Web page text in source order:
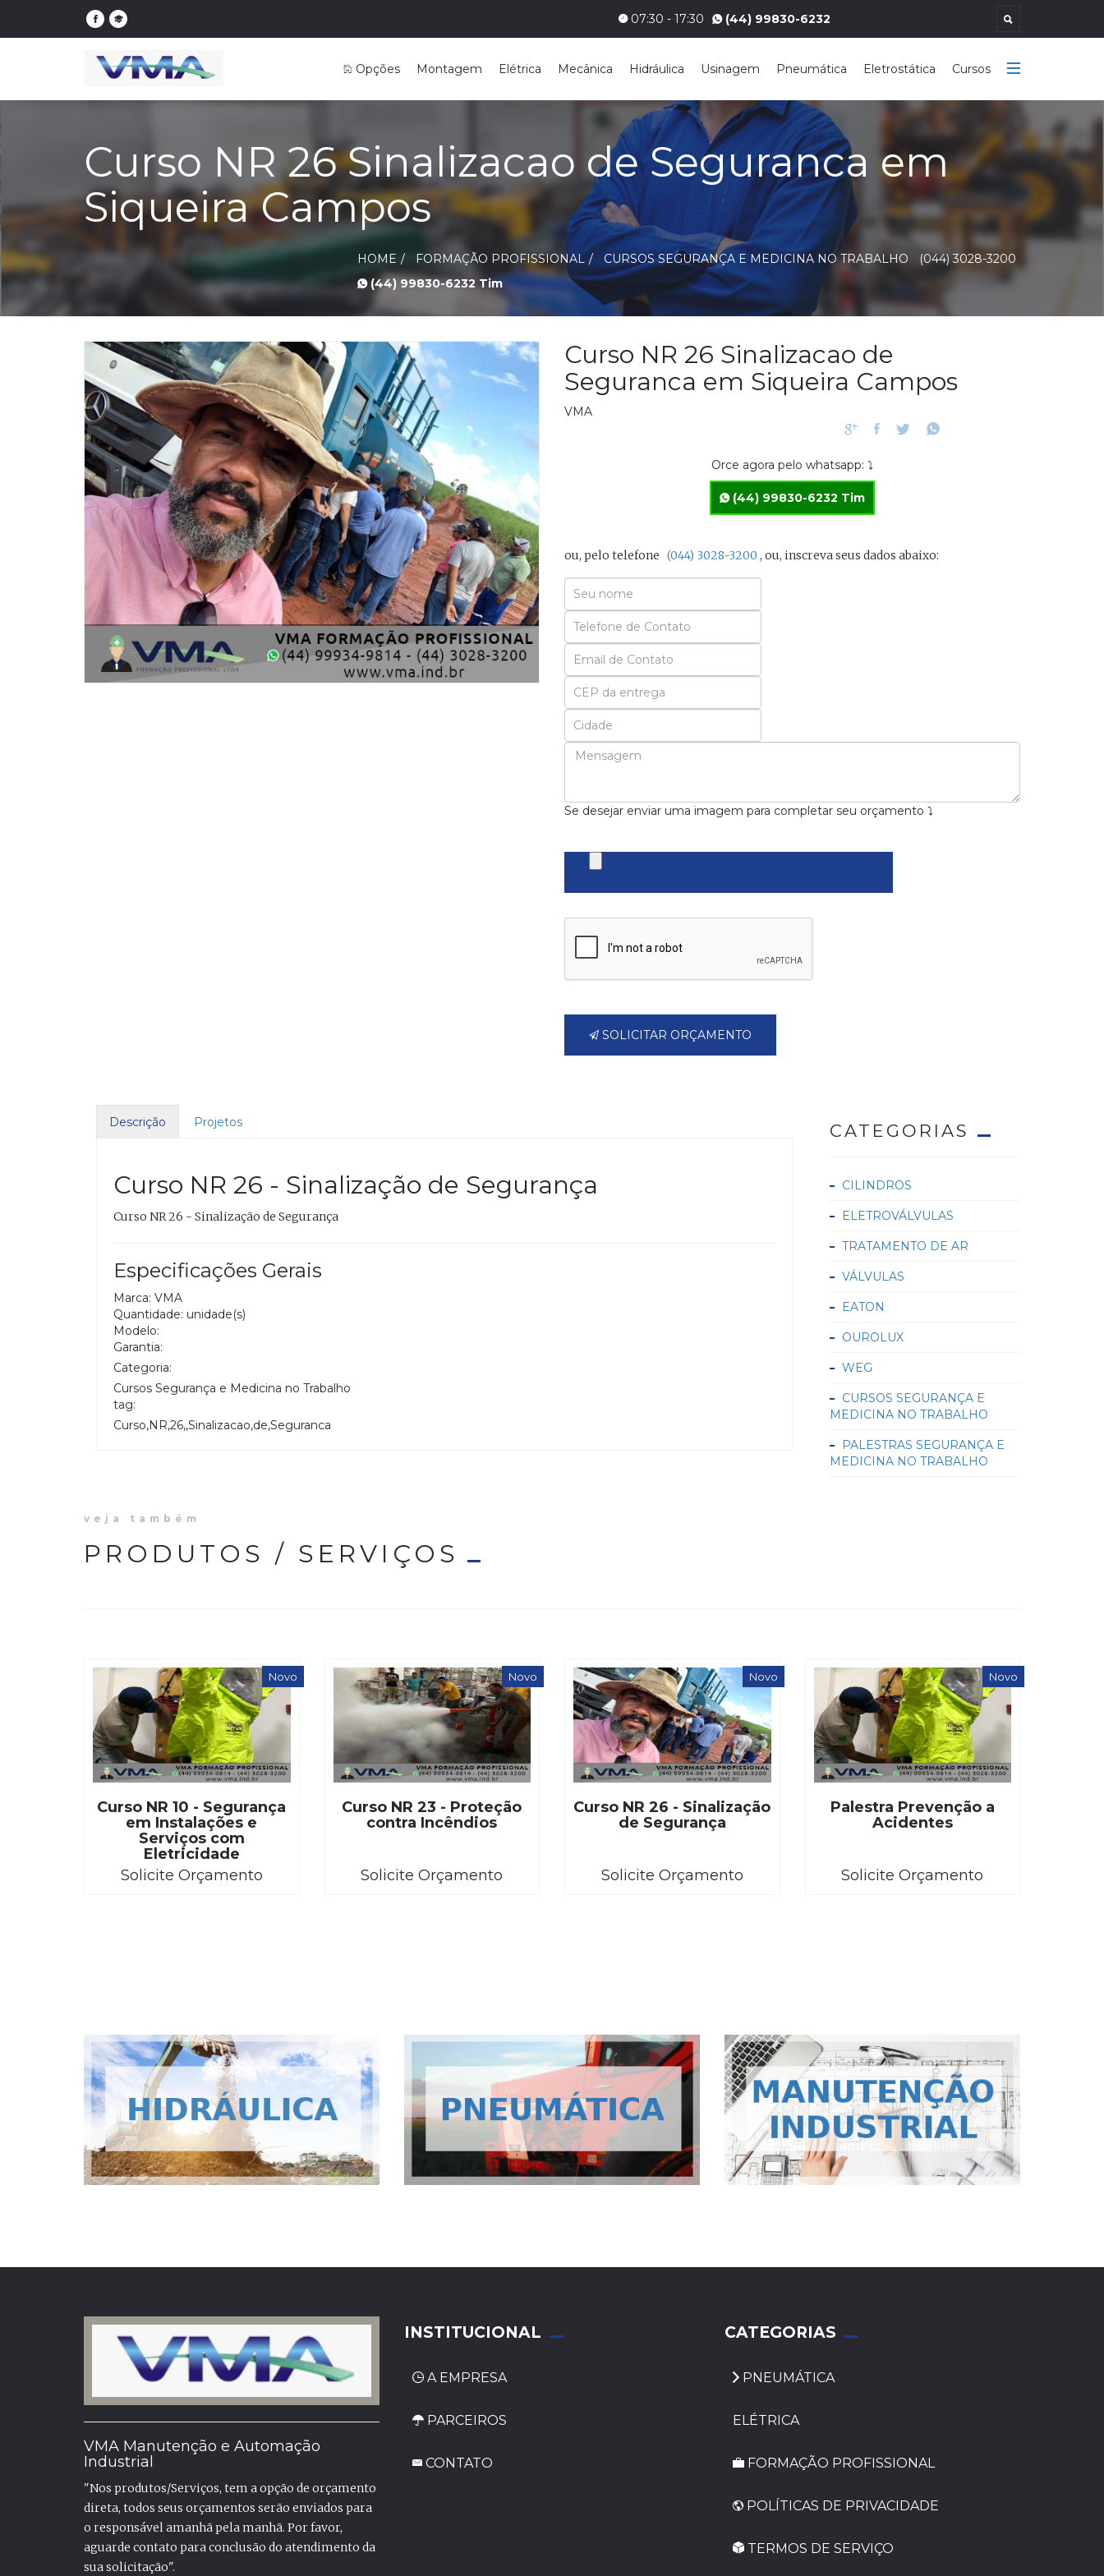
07:30 - 17:30 (44) 99830-6232
Opções Montagem Elétrica Mecânica Hidráulica Usinagem Pneumática Eletrostática Cursos
Curso NR 26 Sinalizacao de Seguranca em
Siqueira Campos
HOME FORMAÇÃO PROFISSIONAL CURSOS SEGURANÇA E MEDICINA NO TRABALHO
(044) 3028-3200
(44) 99830-6232 Tim
Curso NR 26 Sinalizacao de
Seguranca em Siqueira Campos
VMA
Orce agora pelo whatsapp: ⤵
(44) 99830-6232 Tim
ou, pelo telefone (044) 3028-3200 , ou, inscreva seus dados abaixo:
Seu
Nome
Seu
Email
Se desejar enviar uma imagem para completar seu orçamento ⤵
SOLICITAR ORÇAMENTO
Descrição Projetos
Curso NR 26 - Sinalização de Segurança
Curso NR 26 - Sinalização de Segurança
Especificações Gerais
Marca: VMA
Quantidade: unidade(s)
Modelo:
Garantia:
Categoria:
Cursos Segurança e Medicina no Trabalho
tag:
Curso,NR,26,,Sinalizacao,de,Seguranca
CATEGORIAS
CILINDROS
ELETROVÁLVULAS
TRATAMENTO DE AR
VÁLVULAS
EATON
OUROLUX
WEG
CURSOS SEGURANÇA E
MEDICINA NO TRABALHO
PALESTRAS SEGURANÇA E
MEDICINA NO TRABALHO
veja também
PRODUTOS / SERVIÇOS
Curso NR 10 - Segurança
em Instalações e
Serviços com
Eletricidade
Solicite Orçamento
Novo
Curso NR 23 - Proteção
contra Incêndios
Solicite Orçamento
Novo
Curso NR 26 - Sinalização
de Segurança
Solicite Orçamento
Novo
Palestra Prevenção a
Acidentes
Solicite Orçamento
Novo
VMA Manutenção e Automação
Industrial
"Nos produtos/Serviços, tem a opção de orçamento
direta, todos seus orçamentos serão enviados para
o responsável amanhã pela manhã. Por favor,
aguarde contato para conclusão do atendimento da
sua solicitação".
INSTITUCIONAL
A EMPRESA
PARCEIROS
CONTATO
CATEGORIAS
PNEUMÁTICA
ELÉTRICA
FORMAÇÃO PROFISSIONAL
POLÍTICAS DE PRIVACIDADE
TERMOS DE SERVIÇO